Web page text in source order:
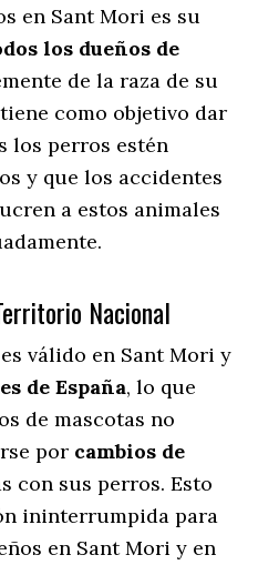
en Sant Mori es su
los dueños de
de la raza de su
como objetivo dar
los perros estén
y que los accidentes
a estos animales
Nacional
es válido en Sant Mori y
de España, lo que
de mascotas no
por cambios de
con sus perros. Esto
ininterrumpida para
en Sant Mori y en